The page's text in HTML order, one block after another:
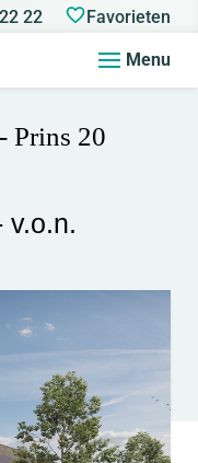
22 Favorieten
Menu
Prins 20
v.o.n.